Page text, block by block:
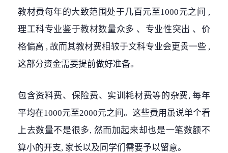
教材费每年的大致范围处于几百元至1000元之间 ,
理工科专业鉴于教材数量众多 、专业性突出 、价
格偏高 , 故而其教材费相较于文科专业会更贵一些 ,
这部分资金需要提前做好准备。
包含资料费、保险费、实训耗材费等的杂费, 每年
平均在1000元至2000元之间。这些费用虽说单个看
上去数量不是很多, 然而加起来却也是一笔数额不
算小的开支, 家长以及同学们需要予以留意。